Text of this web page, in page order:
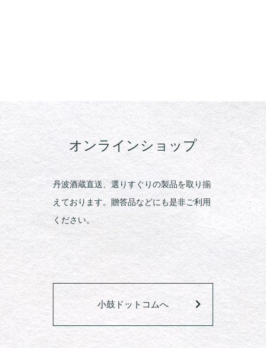
オンラインショップ
丹波酒蔵直送、選りすぐりの製品を取り揃
えております。贈答品などにも是非ご利用
ください。
小鼓ドットコムへ